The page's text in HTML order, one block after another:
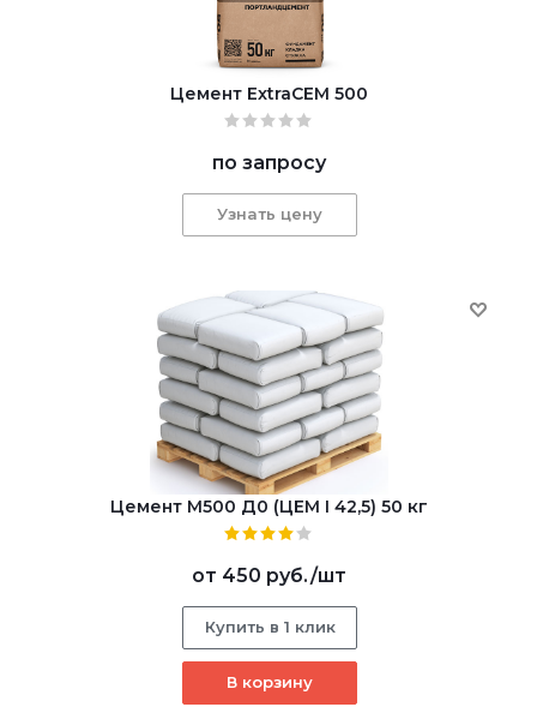
Цемент ExtraCEM 500
по запросу
Узнать цену
Цемент М500 Д0 (ЦЕМ I 42,5) 50 кг
от 450 руб./шт
Купить в 1 клик
В корзину